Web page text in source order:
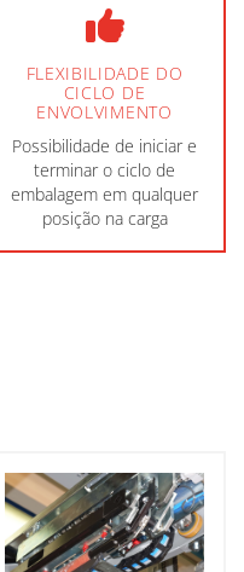
FLEXIBILIDADE DO
CICLO DE
ENVOLVIMENTO
Possibilidade de iniciar e
terminar o ciclo de
embalagem em qualquer
posição na carga